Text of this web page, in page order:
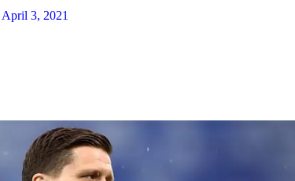
April 3, 2021